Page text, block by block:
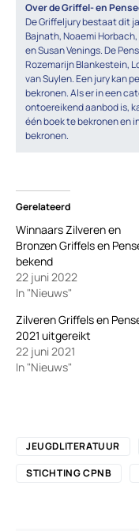
Over de Griffel- en
De Griffeljury bestaat dit
Bajnath, Noaemi
en Susan Venings. De
Rozemarijn Blankestein,
van Suylen. Een jury kan
bekronen. Als er in een
ontoereikend aanbod is,
één boek te bekronen en
bekronen.
Gerelateerd
Winnaars Zilveren en
Bronzen Griffels en
bekend
22 juni 2022
In "Nieuws"
Zilveren Griffels en
2021 uitgereikt
22 juni 2021
In "Nieuws"
JEUGDLITERATUUR
STICHTING CPNB